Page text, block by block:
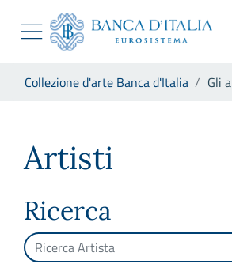
Skip to Main Content
Vai al sito istituzionale
Vai al menu di navigazione
Vai alla ricerca
Vai al footer
Collezione d'arte Banca d'Italia Gli
Artisti
Ricerca